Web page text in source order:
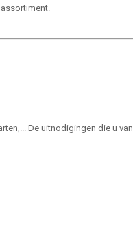
De uitnodigingen die u